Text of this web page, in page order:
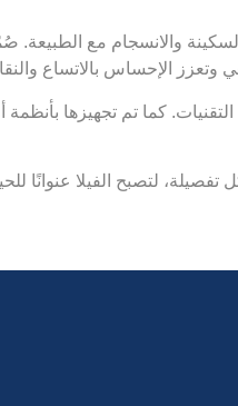
والانسجام مع
وتعزز الإحساس بالاتساع
كما تم تجهيزها بأنظمة
لتصبح الفيلا عنوانًا